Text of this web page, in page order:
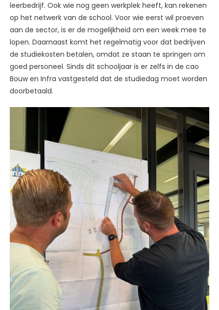
leerbedrijf. Ook wie nog geen werkplek heeft, kan rekenen
op het netwerk van de school. Voor wie eerst wil proeven
aan de sector, is er de mogelijkheid om een week mee te
lopen. Daarnaast komt het regelmatig voor dat bedrijven
de studiekosten betalen, omdat ze staan te springen om
goed personeel. Sinds dit schooljaar is er zelfs in de cao
Bouw en Infra vastgesteld dat de studiedag moet worden
doorbetaald.